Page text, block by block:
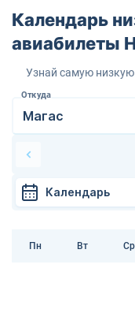
Календарь
авиабилеты
Узнай самую
Откуда
Календарь
Пн Вт Ср